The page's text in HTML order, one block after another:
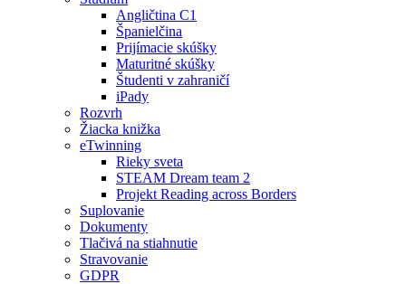
Angličtina C1
Španielčina
Prijímacie skúšky
Maturitné skúšky
Študenti v zahraničí
iPady
Rozvrh
Žiacka knižka
eTwinning
Rieky sveta
STEAM Dream team 2
Projekt Reading across Borders
Suplovanie
Dokumenty
Tlačivá na stiahnutie
Stravovanie
GDPR